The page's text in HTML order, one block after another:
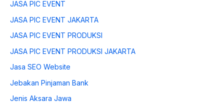
JASA PIC EVENT
JASA PIC EVENT JAKARTA
JASA PIC EVENT PRODUKSI
JASA PIC EVENT PRODUKSI JAKARTA
Jasa SEO Website
Jebakan Pinjaman Bank
Jenis Aksara Jawa